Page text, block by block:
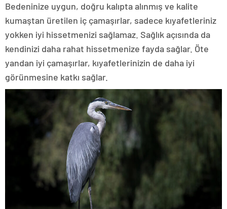
Bedeninize uygun, doğru kalıpta alınmış ve kalite
kumaştan üretilen iç çamaşırlar, sadece kıyafetleriniz
yokken iyi hissetmenizi sağlamaz. Sağlık açısında da
kendinizi daha rahat hissetmenize fayda sağlar. Öte
yandan iyi çamaşırlar, kıyafetlerinizin de daha iyi
görünmesine katkı sağlar.